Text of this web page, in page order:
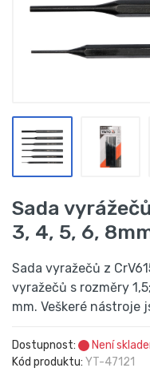
Sada
3, 4, 5, 6,
Sada vyražečů z
vyražečů s rozměry
mm. Veškeré nástroje
Dostupnost: Není
Kód produktu: YT-47121